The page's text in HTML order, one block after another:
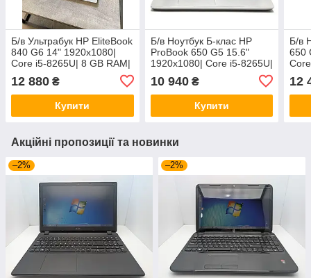
Б/в Ультрабук HP EliteBook
840 G6 14" 1920x1080|
Core i5-8265U| 8 GB RAM|
12 880 ₴
Купити
Б/в Ноутбук Б-клас HP
ProBook 650 G5 15.6"
1920x1080| Core i5-8265U|
8 GB RAM| 256 GB SSD|
UHD 620
10 940₴
Купити
Б/в
650
12
Акційні пропозиції та новинки
–2% –2%